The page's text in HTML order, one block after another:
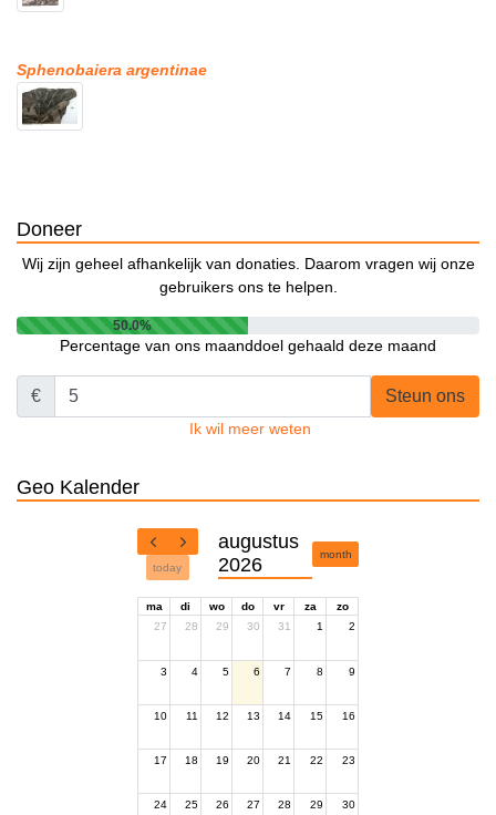
Sphenobaiera argentinae
Doneer
Wij zijn geheel afhankelijk van donaties. Daarom vragen wij onze
gebruikers ons te helpen.
50.0%
Percentage van ons maanddoel gehaald deze maand
€ Steun ons
Ik wil meer weten
Geo Kalender
today
augustus
2026
month
ma di wo do vr za
zo
27
28 29 30 31 1 2
3 4 5 6 7 8 9
10 11 12 13 14 15 16
17 18 19 20 21 22 23
24 25 26 27 28 29 30